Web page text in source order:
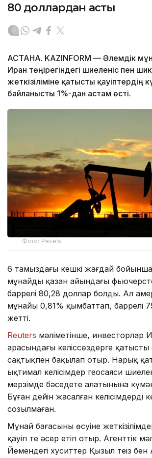
80 доллардан асты
АСТАНА. KAZINFORM — Әлемдік
Иран төңірегіндегі шиеленіс пен
жеткізіліміне қатысты қауіптердің
байланысты 1%-дан астам өсті.
Фото: Pexels
6 тамыздағы кешкі жағдай
мұнайдың қазан айындағы
баррелі 80,28 доллар болды. Ал
мұнайы 0,81% қымбаттап, баррелі
жетті.
Reuters мәліметінше, инвесторлар
арасындағы келіссөздерге
сақтықпен бақылап отыр. Нарық
ықтимал келісімдер геосаяси
мерзімде бәсеңдете алатынына
Бұған дейін жасалған келісімдердің
созылмаған.
Мұнай бағасының өсуіне
қауіп те әсер етіп отыр. Агенттік
Йемендегі хуситтер Қызыл теңіз